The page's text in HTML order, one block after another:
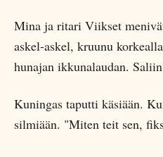
Mina ja ritari Viikset
askel-askel, kruunu
hunajan ikkunalaudan.
Kuningas taputti käsiään.
silmiään. "Miten teit sen,